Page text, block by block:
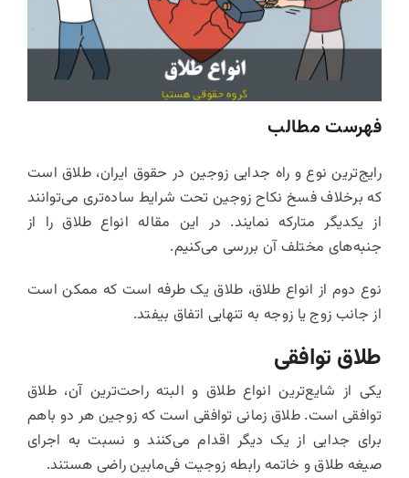
فهرست مطالب
رایج‌ترین نوع و راه جدایی زوجین در حقوق ایران، طلاق است
که برخلاف فسخ نکاح زوجین تحت شرایط ساده‌تری می‌توانند
از یکدیگر متارکه نمایند. در این مقاله انواع طلاق را از
جنبه‌های مختلف آن بررسی می‌کنیم.
نوع دوم از انواع طلاق، طلاق یک طرفه است که ممکن است
از جانب زوج یا زوجه به تنهایی اتفاق بیفتد.
طلاق توافقی
یکی از شایع‌ترین انواع طلاق و البته راحت‌ترین آن، طلاق
توافقی است. طلاق زمانی توافقی است که زوجین هر دو باهم
برای جدایی از یک دیگر اقدام می‌کنند و نسبت به اجرای
صیغه طلاق و خاتمه رابطه زوجیت فی‌مابین راضی هستند.